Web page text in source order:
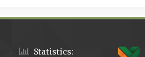
Statistics: